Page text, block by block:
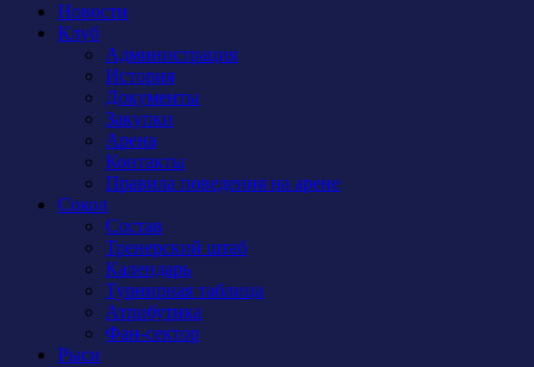
Новости
Клуб
Администрация
История
Документы
Закупки
Арена
Контакты
Правила поведения на арене
Сокол
Состав
Тренерский штаб
Календарь
Турнирная таблица
Атрибутика
Фан-сектор
Рыси